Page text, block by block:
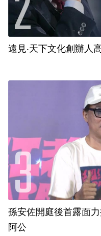
遠見‧天下文化創辦人
孫安佐開庭後首露面
阿公